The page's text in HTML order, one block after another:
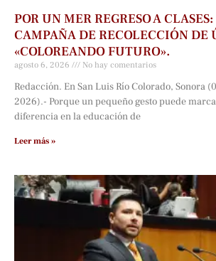
POR UN MER REGRESO A
CAMPAÑA DE RECOLECCIÓN DE
«COLOREANDO FUTURO».
agosto 6, 2026 No hay comentarios
Redacción. En San Luis Río Colorado, Sonora
2026).- Porque un pequeño gesto puede
diferencia en la educación de
Leer más »